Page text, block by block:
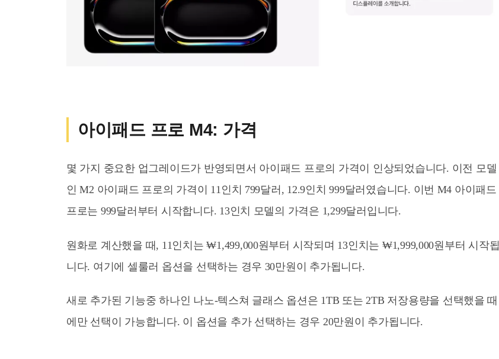
아이패드 프로 M4: 가격
몇 가지 중요한 업그레이드가 반영되면서 아이패드 프로의 가격이 인상되었습니다. 이전 모델
인 M2 아이패드 프로의 가격이 11인치 799달러, 12.9인치 999달러였습니다. 이번 M4 아이패드
프로는 999달러부터 시작합니다. 13인치 모델의 가격은 1,299달러입니다.
원화로 계산했을 때, 11인치는 ₩1,499,000원부터 시작되며 13인치는 ₩1,999,000원부터 시작됩
니다. 여기에 셀룰러 옵션을 선택하는 경우 30만원이 추가됩니다.
새로 추가된 기능중 하나인 나노-텍스쳐 글래스 옵션은 1TB 또는 2TB 저장용량을 선택했을 때
에만 선택이 가능합니다. 이 옵션을 추가 선택하는 경우 20만원이 추가됩니다.